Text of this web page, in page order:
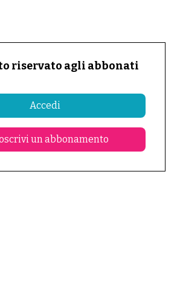
riservato agli abbonati
Accedi
un abbonamento